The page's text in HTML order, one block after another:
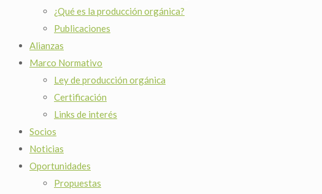
¿Qué es la producción orgánica?
Publicaciones
Alianzas
Marco Normativo
Ley de producción orgánica
Certificación
Links de interés
Socios
Noticias
Oportunidades
Propuestas